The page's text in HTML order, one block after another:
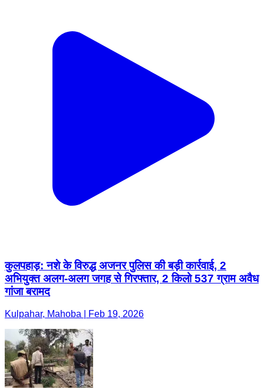
कुलपहाड़: नशे के विरुद्ध अजनर पुलिस की बड़ी कार्रवाई, 2
अभियुक्त अलग-अलग जगह से गिरफ्तार, 2 किलो 537 ग्राम अवैध
गांजा बरामद
Kulpahar, Mahoba | Feb 19, 2026